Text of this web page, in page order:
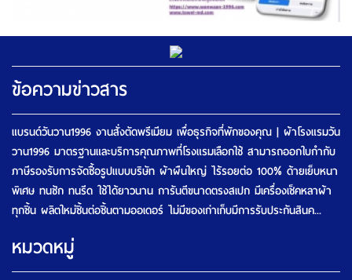
ข้อความข่าวสาร
แบรนด์วันวาน1996 งานสั่งตัดพรีเมียม เพื่อธุรกิจที่พักของคุณ | ผ้าโรงแรมวัน
วาน1996 มาตรฐานและบริการคุณภาพที่โรงแรมเลือกใช้ สามารถออกใบกำกับ
ภาษีรองรับการจัดซื้อรูปแบบบริษัท ผ้าผืนใหญ่ ไร้รอยต่อ 100% ด้ายเย็บหนา
พิเศษ ทนซัก ทนรีด ใช้ได้ยาวนาน การันตีขนาดตรงสเปก มีเครื่องเช็คหลาผ้า
ทุกชิ้น ผลิตใหม่ชิ้นต่อชิ้นตามออเดอร์ ไม่มีของเก่าเก็บมีการรับประกันสินค...
หมวดหมู่